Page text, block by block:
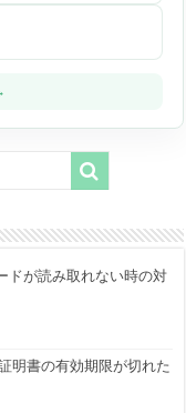
ドが読み取れない時の対
明書の有効期限が切れた